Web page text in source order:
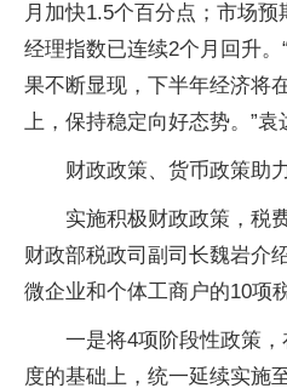
月加快1.5个百分点；市场
经理指数已连续2个月回升。
果不断显现，下半年经济将
上，保持稳定向好态势。”袁
财政政策、货币政策助
实施积极财政政策，税
财政部税政司副司长魏岩介
微企业和个体工商户的10项
一是将4项阶段性政策
度的基础上，统一延续实施